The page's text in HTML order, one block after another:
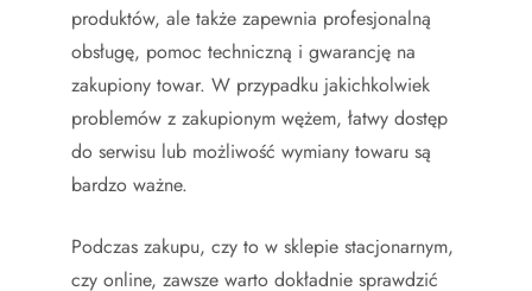
produktów, ale także zapewnia profesjonalną
obsługę, pomoc techniczną i gwarancję na
zakupiony towar. W przypadku jakichkolwiek
problemów z zakupionym wężem, łatwy dostęp
do serwisu lub możliwość wymiany towaru są
bardzo ważne.
Podczas zakupu, czy to w sklepie stacjonarnym,
czy online, zawsze warto dokładnie sprawdzić